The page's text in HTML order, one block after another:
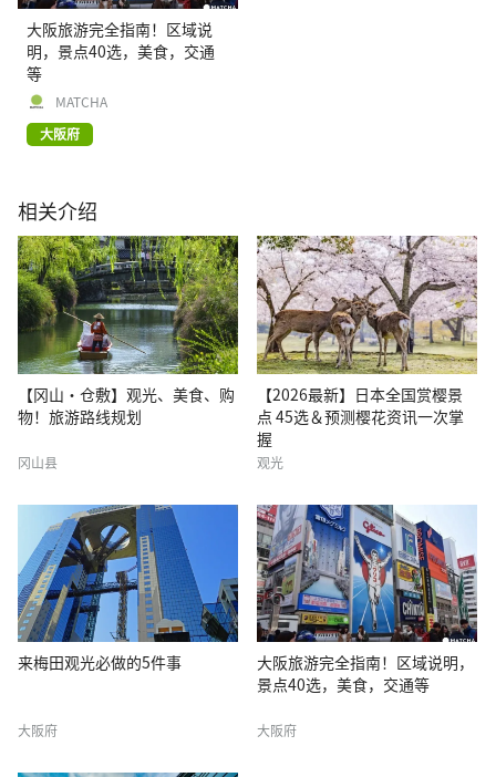
大阪旅游完全指南！区域说
明，景点40选，美食，交通
等
MATCHA
大阪府
相关介绍
【冈山・仓敷】观光、美食、购
物！旅游路线规划
冈山县
【2026最新】日本全国赏樱景
点 45选＆预测樱花资讯一次掌
握
观光
来梅田观光必做的5件事
大阪府
大阪旅游完全指南！区域说明，
景点40选，美食，交通等
大阪府